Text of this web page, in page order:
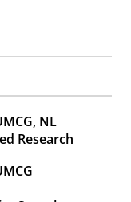
NL
Research